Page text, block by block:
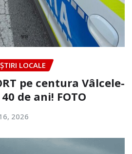
ȘTIRI LOCALE
pe centura Vâlcele-
de ani! FOTO
2026